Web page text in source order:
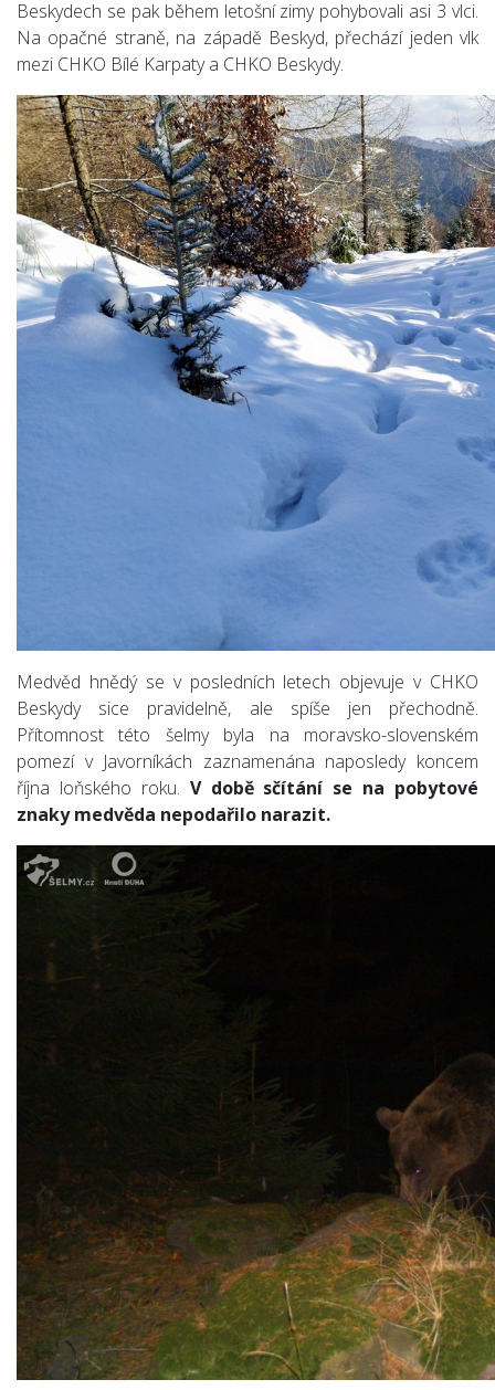
Beskydech se pak během letošní zimy pohybovali asi 3 vlci.
Na opačné straně, na západě Beskyd, přechází jeden vlk
mezi CHKO Bílé Karpaty a CHKO Beskydy.
Medvěd hnědý se v posledních letech objevuje v CHKO
Beskydy sice pravidelně, ale spíše jen přechodně.
Přítomnost této šelmy byla na moravsko-slovenském
pomezí v Javorníkách zaznamenána naposledy koncem
října loňského roku. V době sčítání se na pobytové
znaky medvěda nepodařilo narazit.